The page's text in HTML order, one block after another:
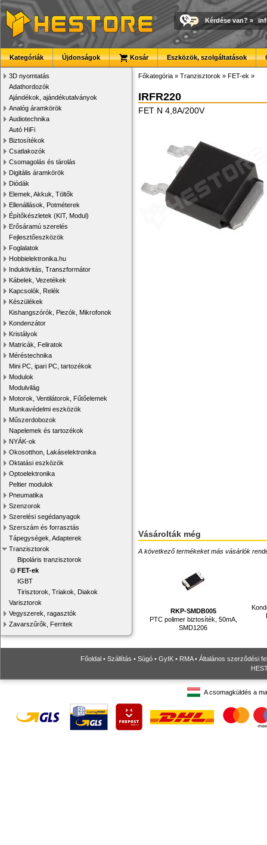
Kérdése van? »
Kategóriák Újdonságok Kosár Eszközök, szolgáltatások
3D nyomtatás
Adathordozók
Ajándékok, ajándékutalványok
Analóg áramkörök
Audiotechnika
Autó HiFi
Biztosítékok
Csatlakozók
Csomagolás és tárolás
Digitális áramkörök
Diódák
Elemek, Akkuk, Töltők
Ellenállások, Potméterek
Építőkészletek (KIT, Modul)
Erősáramú szerelés
Fejlesztőeszközök
Foglalatok
Hobbielektronika.hu
Induktivitás, Transzformátor
Kábelek, Vezetékek
Kapcsolók, Relék
Készülékek
Kishangszórók, Piezók, Mikrofonok
Kondenzátor
Kristályok
Matricák, Feliratok
Méréstechnika
Mini PC, ipari PC, tartozékok
Modulok
Modulvilág
Motorok, Ventilátorok, Fűtőelemek
Munkavédelmi eszközök
Műszerdobozok
Napelemek és tartozékok
NYÁK-ok
Okosotthon, Lakáselektronika
Oktatási eszközök
Optoelektronika
Peltier modulok
Pneumatika
Szenzorok
Szerelési segédanyagok
Szerszám és forrasztás
Tápegységek, Adapterek
Tranzisztorok
Bipoláris tranzisztorok
FET-ek
IGBT
Tirisztorok, Triakok, Diakok
Varisztorok
Vegyszerek, ragasztók
Zavarszűrők, Ferritek
Főkategória » Tranzisztorok » FET-ek »
IRFR220
FET N 4,8A/200V
Vásárolták még
A következő termékeket más vásárlók
RKP-SMDB005
PTC polimer biztosíték, 50mA,
SMD1206
Főoldal • Szállítás • Súgó • GyIK • RMA• Általános szerződési
A csomagküldés a